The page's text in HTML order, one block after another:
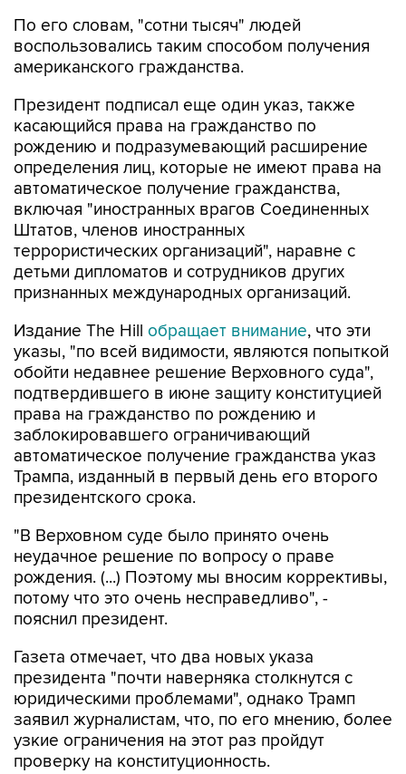
По его словам, "сотни тысяч" людей
воспользовались таким способом получения
американского гражданства.
Президент подписал еще один указ, также
касающийся права на гражданство по
рождению и подразумевающий расширение
определения лиц, которые не имеют права на
автоматическое получение гражданства,
включая "иностранных врагов Соединенных
Штатов, членов иностранных
террористических организаций", наравне с
детьми дипломатов и сотрудников других
признанных международных организаций.
Издание The Hill обращает внимание, что эти
указы, "по всей видимости, являются попыткой
обойти недавнее решение Верховного суда",
подтвердившего в июне защиту конституцией
права на гражданство по рождению и
заблокировавшего ограничивающий
автоматическое получение гражданства указ
Трампа, изданный в первый день его второго
президентского срока.
"В Верховном суде было принято очень
неудачное решение по вопросу о праве
рождения. (...) Поэтому мы вносим коррективы,
потому что это очень несправедливо", -
пояснил президент.
Газета отмечает, что два новых указа
президента "почти наверняка столкнутся с
юридическими проблемами", однако Трамп
заявил журналистам, что, по его мнению, более
узкие ограничения на этот раз пройдут
проверку на конституционность.